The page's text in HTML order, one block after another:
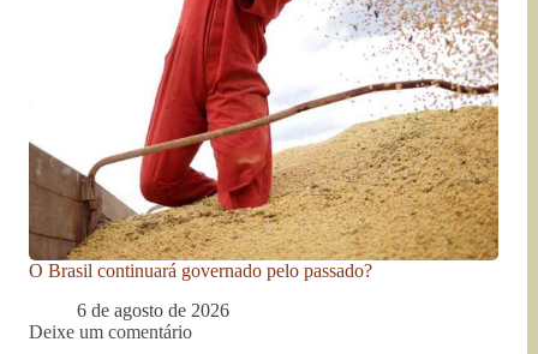
O Brasil continuará governado pelo passado?
6 de agosto de 2026
Deixe um comentário